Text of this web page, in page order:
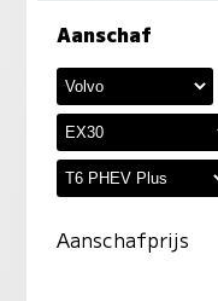
Aanschaf
Aanschafprijs